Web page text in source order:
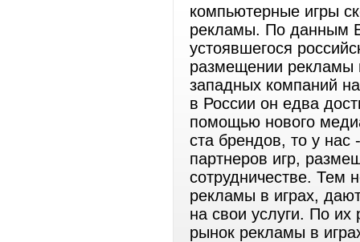
компьютерные игры
рекламы. По данным
устоявшегося
размещении рекламы
западных компаний
в России он едва
помощью нового
ста брендов, то у
партнеров игр,
сотрудничестве. Тем
рекламы в играх,
на свои услуги. По их
рынок рекламы в